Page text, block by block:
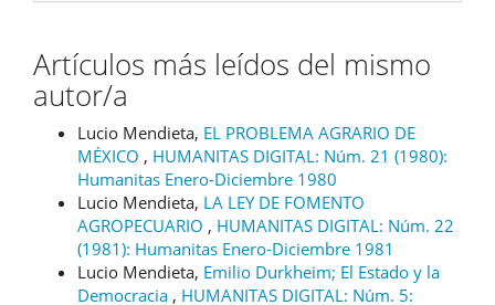
Artículos más leídos del mismo
autor/a
Lucio Mendieta, EL PROBLEMA AGRARIO DE
MÉXICO , HUMANITAS DIGITAL: Núm. 21 (1980):
Humanitas Enero-Diciembre 1980
Lucio Mendieta, LA LEY DE FOMENTO
AGROPECUARIO , HUMANITAS DIGITAL: Núm. 22
(1981): Humanitas Enero-Diciembre 1981
Lucio Mendieta, Emilio Durkheim; El Estado y la
Democracia , HUMANITAS DIGITAL: Núm. 5: